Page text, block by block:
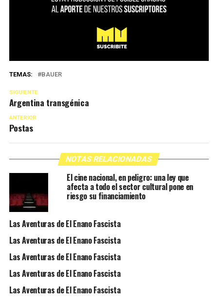
TEMAS: BAUER
SIGUIENTE
Argentina transgénica
ANTERIOR
Postas
NOTAS RELACIONADAS
El cine nacional, en peligro: una ley que
afecta a todo el sector cultural pone en
riesgo su financiamiento
Las Aventuras de El Enano Fascista
Las Aventuras de El Enano Fascista
Las Aventuras de El Enano Fascista
Las Aventuras de El Enano Fascista
Las Aventuras de El Enano Fascista